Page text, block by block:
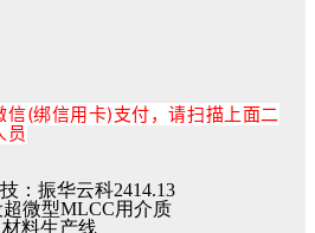
(绑信用卡)支付，请扫描上面二
员